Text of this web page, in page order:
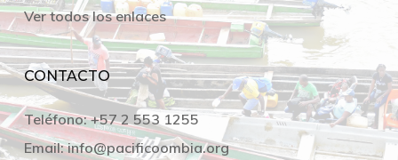
Ver todos los enlaces
CONTACTO
Teléfono:+57 2 553 1255
Email: info@pacificoombia.org